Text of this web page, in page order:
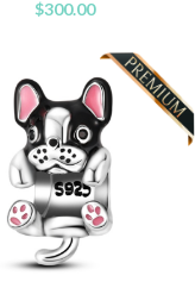
$300.00